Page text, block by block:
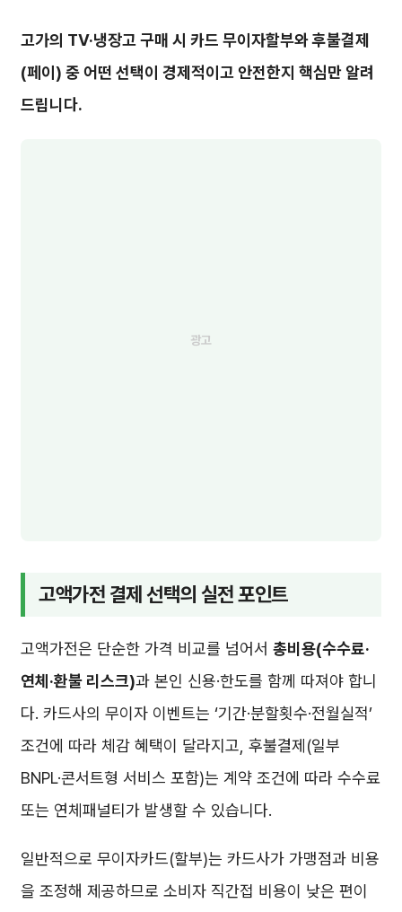
고가의 TV·냉장고 구매 시 카드 무이자할부와 후불결제
(페이) 중 어떤 선택이 경제적이고 안전한지 핵심만 알려
드립니다.
고액가전 결제 선택의 실전 포인트
고액가전은 단순한 가격 비교를 넘어서 총비용(수수료·
연체·환불 리스크)과 본인 신용·한도를 함께 따져야 합니
다. 카드사의 무이자 이벤트는 ‘기간·분할횟수·전월실적’
조건에 따라 체감 혜택이 달라지고, 후불결제(일부
BNPL·콘서트형 서비스 포함)는 계약 조건에 따라 수수료
또는 연체패널티가 발생할 수 있습니다.
일반적으로 무이자카드(할부)는 카드사가 가맹점과 비용
을 조정해 제공하므로 소비자 직간접 비용이 낮은 편이